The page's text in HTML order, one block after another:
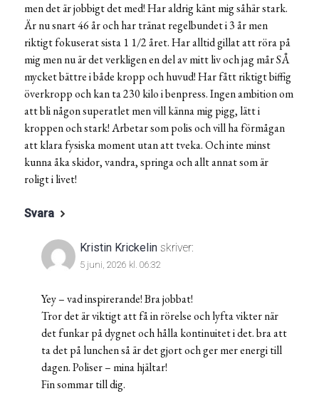
men det är jobbigt det med! Har aldrig känt mig såhär stark.
Är nu snart 46 år och har tränat regelbundet i 3 år men
riktigt fokuserat sista 1 1/2 året. Har alltid gillat att röra på
mig men nu är det verkligen en del av mitt liv och jag mår SÅ
mycket bättre i både kropp och huvud! Har fått riktigt biffig
överkropp och kan ta 230 kilo i benpress. Ingen ambition om
att bli någon superatlet men vill känna mig pigg, lätt i
kroppen och stark! Arbetar som polis och vill ha förmågan
att klara fysiska moment utan att tveka. Och inte minst
kunna åka skidor, vandra, springa och allt annat som är
roligt i livet!
Svara
Kristin Krickelin skriver:
5 juni, 2026 kl. 06:32
Yey – vad inspirerande! Bra jobbat!
Tror det är viktigt att få in rörelse och lyfta vikter när
det funkar på dygnet och hålla kontinuitet i det. bra att
ta det på lunchen så är det gjort och ger mer energi till
dagen. Poliser – mina hjältar!
Fin sommar till dig.